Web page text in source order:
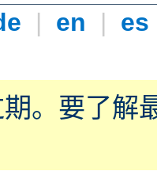
| en | es
。要了解